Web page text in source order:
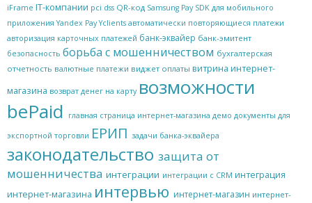
iFrame IT-компании pci dss QR-код Samsung Pay SDK для мобильного
приложения Yandex Pay Yclients автоматически повторяющиеся платежи
авторизация карточных платежей банк-эквайер банк-эмитент
безопасность борьба с мошенничеством бухгалтерская
отчетность валютные платежи виджет оплаты витрина интернет-
магазина возврат денег на карту возможности
bePaid
главная страница интернет-магазина демо документы для
экспортной торговли ЕРИП задачи банка-эквайера
законодательство защита от
мошенничества интеграции интеграции с CRM интеграция
интернет-магазина интервью интернет-магазин интернет-